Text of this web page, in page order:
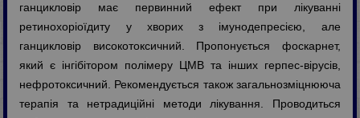
ганцикловір має первинний ефект при лікуванні
ретинохоріоїдиту у хворих з імунодепресією, але
ганцикловір високотоксичний. Пропонується фоскарнет,
який є інгібітором полімеру ЦМВ та інших герпес-вірусів,
нефротоксичний. Рекомендується також загальнозміцнююча
терапія та нетрадиційні методи лікування. Проводиться